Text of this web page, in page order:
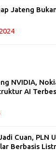
Jateng
NVIDIA,
AI
Cuan, PLN
Berbasis